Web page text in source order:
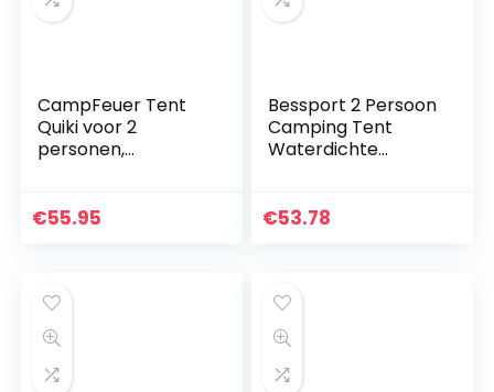
CampFeuer Tent
Quiki voor 2
personen,
waterafstotend,
€55.95
Bessport 2 Persoon
Camping Tent
Waterdichte
Gemakkelijk Setup
€53.78